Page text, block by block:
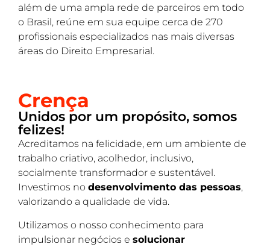
além de uma ampla rede de parceiros em todo
o Brasil, reúne em sua equipe cerca de 270
profissionais especializados nas mais diversas
áreas do Direito Empresarial.
Crença
Unidos por um propósito, somos
felizes!
Acreditamos na felicidade, em um ambiente de
trabalho criativo, acolhedor, inclusivo,
socialmente transformador e sustentável.
Investimos no desenvolvimento das pessoas,
valorizando a qualidade de vida.
Utilizamos o nosso conhecimento para
impulsionar negócios e solucionar